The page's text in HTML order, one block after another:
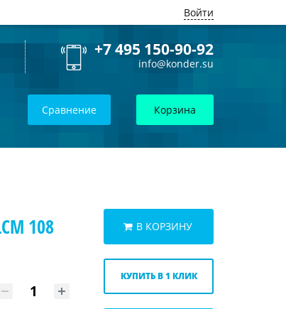
Войти
+7 495 150-90-92
info@konder.su
Сравнение Корзина
108
В КОРЗИНУ
КУПИТЬ В 1 КЛИК